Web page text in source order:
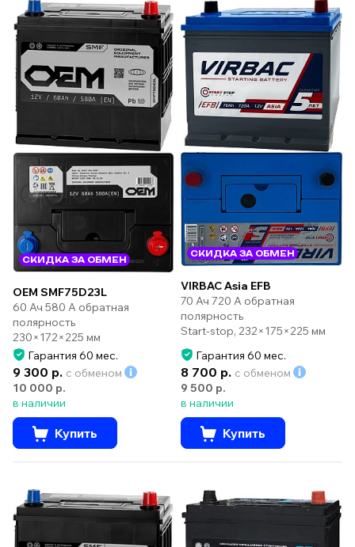
СКИДКА ЗА ОБМЕН
OEM SMF75D23L
60 Ач 580 А обратная
полярность
230×172×225 мм
Гарантия 60 мес.
9 300 р. с обменом
10 000 р.
в наличии
Купить
СКИДКА ЗА ОБМЕН
VIRBAC Asia EFB
70 Ач 720 А обратная
полярность
Start-stop, 232×175×225 мм
Гарантия 60 мес.
8 700 р. с обменом
9 500 р.
в наличии
Купить